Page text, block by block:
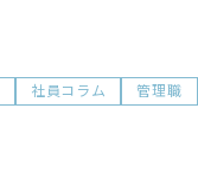
社員コラム
管理職